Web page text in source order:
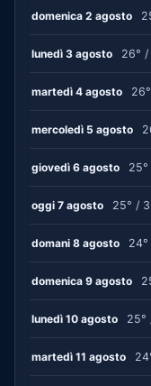
domenica 2 agosto
lunedì 3 agosto 26° /
martedì 4 agosto
mercoledì 5 agosto
giovedì 6 agosto
oggi 7 agosto 25° /
domani 8 agosto
domenica 9 agosto
lunedì 10 agosto 25°
martedì 11 agosto